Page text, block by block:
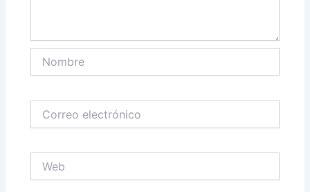
electrónico